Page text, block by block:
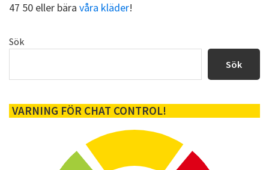
47 50 eller bära våra kläder!
Primärt
Sök
Sök
VARNING FÖR CHAT CONTROL!